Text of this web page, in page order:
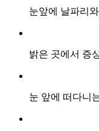
눈앞에 날파리
밝은 곳에서 증
눈 앞에 떠다니